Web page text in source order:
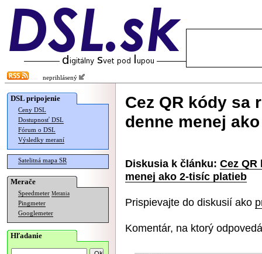
neprihlásený
DSL pripojenie
Ceny DSL
Dostupnosť DSL
Fórum o DSL
Výsledky meraní
Satelitná mapa SR
Merače
Speedmeter Merania
Pingmeter
Googlemeter
Hľadanie
Cez QR kódy sa
denne menej
Diskusia k článku: Cez
menej ako 2-tisíc platieb
Prispievajte do diskusií ako
Komentár, na ktorý